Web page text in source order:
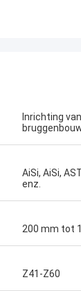
Inrichting
AiSi, AiSi,
enz.
200 mm tot
Z41-Z60